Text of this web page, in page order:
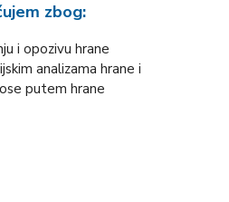
zbog:
i opozivu hrane
analizama hrane i
putem hrane